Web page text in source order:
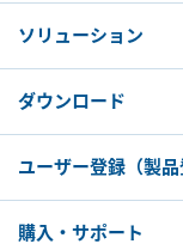
ソリューション
ダウンロード
ユーザー登録 （製
購入・サポート